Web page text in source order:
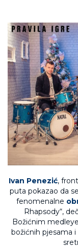
Ivan Penezić,
puta pokazao da
fenomenalne
Rhapsody“,
Božićnim
božićnih pjesama